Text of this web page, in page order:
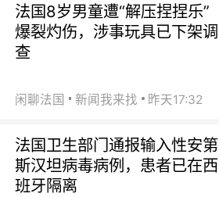
法国8岁男童遭“解压捏捏乐”
爆裂灼伤，涉事玩具已下架调
查
闲聊法国 新闻我来找 昨天17:32
法国卫生部门通报输入性安第
斯汉坦病毒病例，患者已在西
班牙隔离